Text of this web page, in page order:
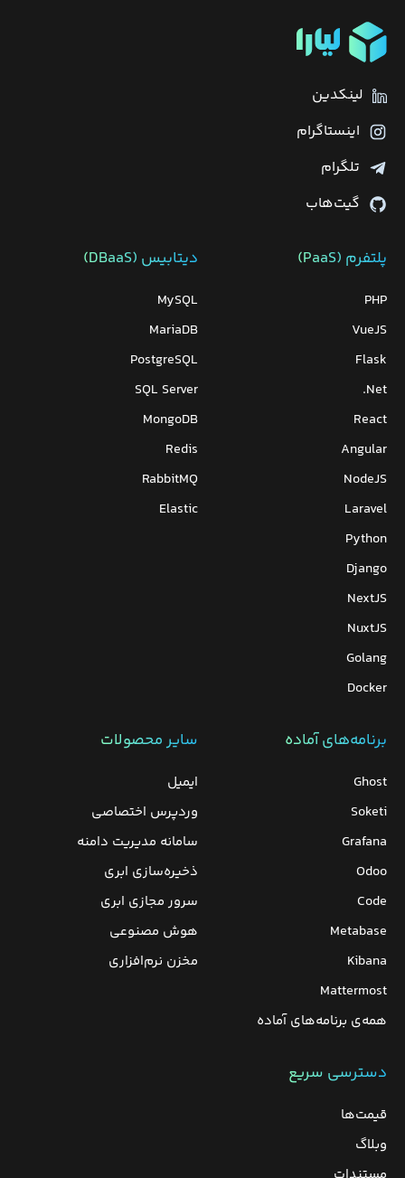
لینکدین
اینستاگرام
تلگرام
گیت‌هاب
پلتفرم (PaaS)
PHP
VueJS
Flask
Net.
React
Angular
NodeJS
Laravel
Python
Django
NextJS
NuxtJS
Golang
Docker
دیتابیس‌ (DBaaS)
MySQL
MariaDB
PostgreSQL
SQL Server
MongoDB
Redis
RabbitMQ
Elastic
برنامه‌های‌ آماده
Ghost
Soketi
Grafana
Odoo
Code
Metabase
Kibana
Mattermost
همه‌ی برنامه‌های آماده
سایر محصولات
ایمیل
وردپرس‌ اختصاصی
سامانه مدیریت دامنه
ذخیره‌سازی ابری
سرور مجازی ابری
هوش مصنوعی
مخزن نرم‌افزاری
دسترسی سریع
قیمت‌ها
وبلاگ